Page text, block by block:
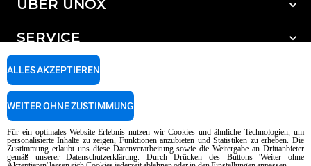
Gesamtes Zubehör
Wasseraufbereitung mit Kunstharzfiltern
Wasseraufbereitung durch Umkehrosmose
ÜBER UNOX
Unsere Standorte weltweit
SERVICE
Unox garantie
Händler Suche
Copyright 2026 UNOX SpA Alle Rechte vorbehalten. Reg. Imp. Padova n °
04230750285 - REA Padova 372835 - Kap. Soc. 5.000.000 € iv - P.IVA / CF
Für ein optimales Website-Erlebnis nutzen wir Cookies und ähnliche Technologien, um
personalisierte Inhalte zu zeigen, Funktionen anzubieten und Statistiken zu erheben. Die
Zustimmung erlaubt uns diese Datenverarbeitung sowie die Weitergabe an Drittanbieter
gemäß unserer Datenschutzerklärung. Durch Drücken des Buttons 'Weiter ohne
ALLES AKZEPTIEREN
WEITER OHNE ZUSTIMMUNG